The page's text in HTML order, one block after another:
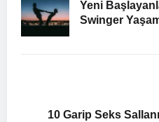
Yeni
Swinger
10 Garip Seks